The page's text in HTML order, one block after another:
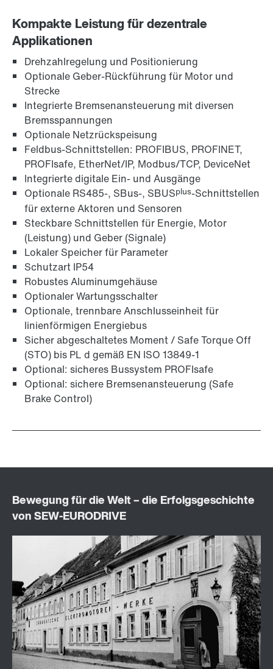
Kompakte Leistung für dezentrale
Applikationen
Drehzahlregelung und Positionierung
Optionale Geber-Rückführung für Motor und
Strecke
Integrierte Bremsenansteuerung mit diversen
Bremsspannungen
Optionale Netzrückspeisung
Feldbus-Schnittstellen: PROFIBUS, PROFINET,
PROFIsafe, EtherNet/IP, Modbus/TCP, DeviceNet
Integrierte digitale Ein- und Ausgänge
Optionale RS485-, SBus-, SBUSplus-Schnittstellen
für externe Aktoren und Sensoren
Steckbare Schnittstellen für Energie, Motor
(Leistung) und Geber (Signale)
Lokaler Speicher für Parameter
Schutzart IP54
Robustes Aluminumgehäuse
Optionaler Wartungsschalter
Optionale, trennbare Anschlusseinheit für
linienförmigen Energiebus
Sicher abgeschaltetes Moment / Safe Torque Off
(STO) bis PL d gemäß EN ISO 13849-1
Optional: sicheres Bussystem PROFIsafe
Optional: sichere Bremsenansteuerung (Safe
Brake Control)